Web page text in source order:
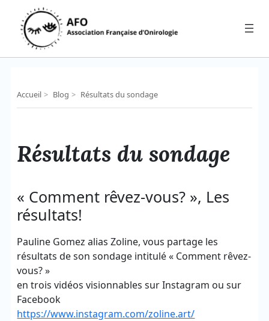
contenu
Accueil > Blog > Résultats du sondage
Résultats du sondage
« Comment rêvez-vous? », Les
résultats!
Pauline Gomez alias Zoline, vous partage les
résultats de son sondage intitulé « Comment rêvez-
vous? »
en trois vidéos visionnables sur Instagram ou sur
Facebook
https://www.instagram.com/zoline.art/